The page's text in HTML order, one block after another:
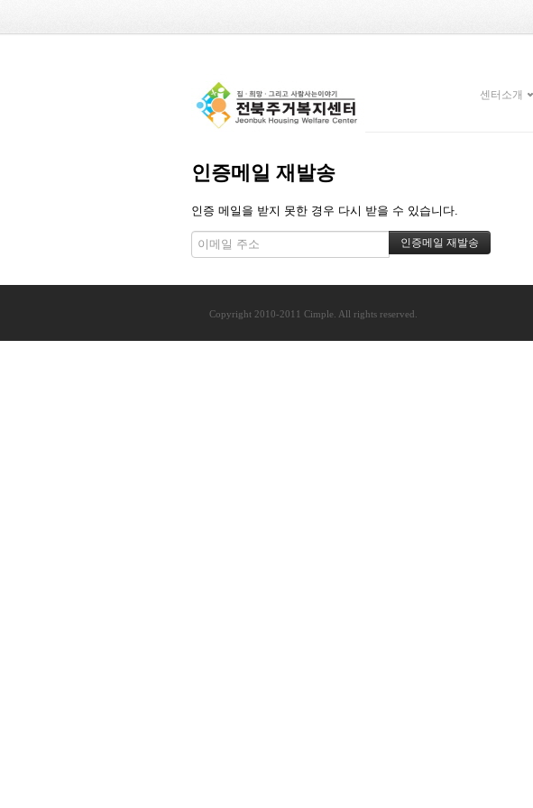
센터소개
인증메일 재발송
인증 메일을 받지 못한 경우 다시 받을 수 있습니다.
Copyright 2010-2011 Cimple. All rights reserved.